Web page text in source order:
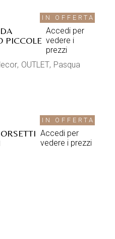
IN OFFERTA
PICCOLE
Accedi per
vedere i
prezzi
OUTLET Pasqua
IN OFFERTA
Accedi per
vedere i prezzi